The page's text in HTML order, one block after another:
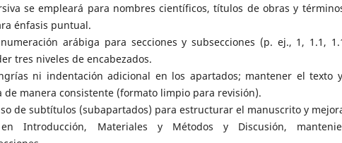
se empleará para nombres científicos, títulos de obras y
énfasis puntual.
arábiga para secciones y subsecciones (p. ej., 1, 1.1,
tres niveles de encabezados.
ni indentación adicional en los apartados; mantener el texto
manera consistente (formato limpio para revisión).
de subtítulos (subapartados) para estructurar el manuscrito y
Introducción, Materiales y Métodos y Discusión,